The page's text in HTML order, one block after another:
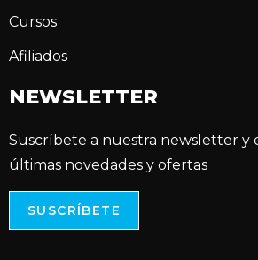
Cursos
Afiliados
NEWSLETTER
Suscríbete a nuestra newsletter y
últimas novedades y ofertas
SUSCRÍBETE